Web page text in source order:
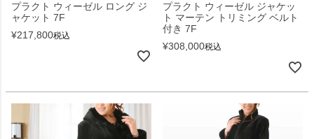
プラクト ウィーゼル ロング ジ
ャケット 7F
¥217,800税込
プラクト ウィーゼル ジャケッ
ト マーテン トリミング ベルト
付き 7F
¥308,000税込